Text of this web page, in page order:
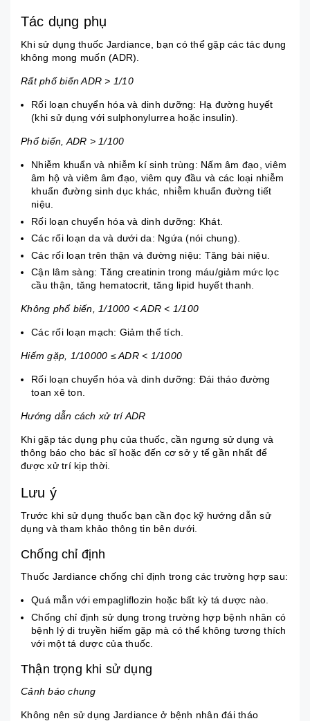
Tác dụng phụ
Khi sử dụng thuốc Jardiance, bạn có thể gặp các tác dụng
không mong muốn (ADR).
Rất phổ biến ADR > 1/10
Rối loạn chuyển hóa và dinh dưỡng: Hạ đường huyết
(khi sử dụng với sulphonylurrea hoặc insulin).
Phổ biến, ADR > 1/100
Nhiễm khuẩn và nhiễm kí sinh trùng: Nấm âm đạo, viêm
âm hộ vàviêm âm đạo , viêm quy đầu và các loại nhiễm
khuẩn đường sinh dục khác, nhiễm khuẩn đường tiết
niệu.
Rối loạn chuyển hóa và dinh dưỡng: Khát.
Các rối loạn da và dưới da: Ngứa (nói chung).
Các rối loạn trên thận và đường niệu: Tăng bài niệu.
Cận lâm sàng: Tăng creatinin trong máu/giảm mức lọc
cầu thận, tăng hematocrit, tăng lipid huyết thanh.
Không phổ biến, 1/1000 < ADR < 1/100
Các rối loạn mạch: Giảm thể tích.
Hiếm gặp, 1/10000 ≤ ADR < 1/1000
Rối loạn chuyển hóa và dinh dưỡng: Đái tháo đường
toan xê ton.
Hướng dẫn cách xử trí ADR
Khi gặp tác dụng phụ của thuốc, cần ngưng sử dụng và
thông báo cho bác sĩ hoặc đến cơ sở y tế gần nhất để
được xử trí kịp thời.
Lưu ý
Trước khi sử dụng thuốc bạn cần đọc kỹ hướng dẫn sử
dụng và tham khảo thông tin bên dưới.
Chống chỉ định
Thuốc Jardiance chống chỉ định trong các trường hợp sau:
Quá mẫn với empagliflozin hoặc bất kỳ tá dược nào.
Chống chỉ định sử dụng trong trường hợp bệnh nhân có
bệnh lý di truyền hiếm gặp mà có thể không tương thích
với một tá dược của thuốc.
Thận trọng khi sử dụng
Cảnh báo chung
Không nên sử dụng Jardiance ở bệnh nhân đái tháo